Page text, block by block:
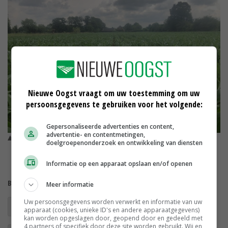
De Clipper van maisteler Bert Wissels is 90 centimeter. © Bert
Bekijk meer over:
Maismeetnet opbrengst mais maisoogst
Nieuwe Oogst vraagt om uw toestemming om uw
persoonsgegevens te gebruiken voor het volgende:
Gepersonaliseerde advertenties en content,
advertentie- en contentmetingen,
doelgroepenonderzoek en ontwikkeling van diensten
Informatie op een apparaat opslaan en/of openen
Meer informatie
Uw persoonsgegevens worden verwerkt en informatie van uw
apparaat (cookies, unieke ID's en andere apparaatgegevens)
kan worden opgeslagen door, geopend door en gedeeld met
4 partners of specifiek door deze site worden gebruikt. Wij en